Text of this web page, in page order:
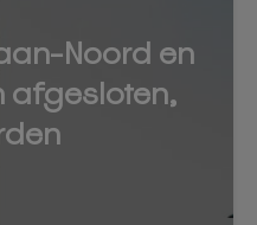
Noord en
afgesloten,